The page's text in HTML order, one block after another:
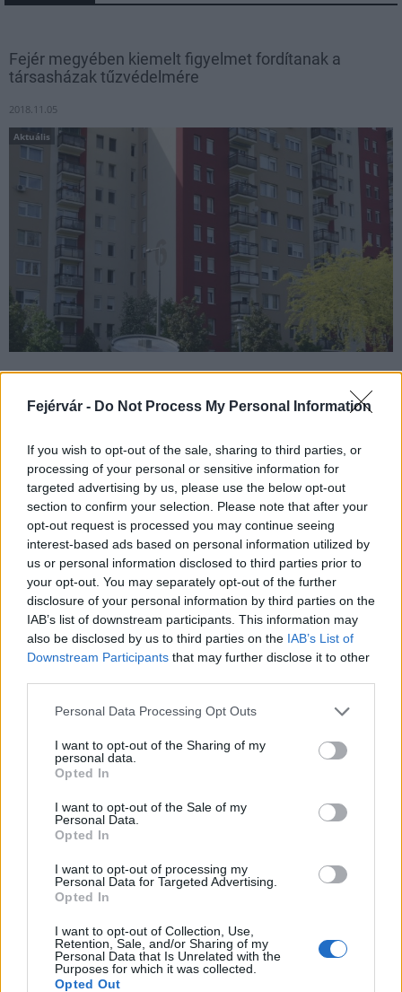
Fejérvár - Do Not Process My Personal Information
If you wish to opt-out of the sale, sharing to third parties, or
processing of your personal or sensitive information for
targeted advertising by us, please use the below opt-out
section to confirm your selection. Please note that after your
opt-out request is processed you may continue seeing
interest-based ads based on personal information utilized by
us or personal information disclosed to third parties prior to
your opt-out. You may separately opt-out of the further
disclosure of your personal information by third parties on the
IAB’s list of downstream participants. This information may
also be disclosed by us to third parties on the IAB’s List of
Downstream Participants that may further disclose it to other
Please note that this website/app uses one or more Google
not limited to your visit or usage behaviour. You may click to
grant or deny consent to Google and its third-party tags to
use your data for below specified purposes in below Google
consent section.
Personal Data Processing Opt Outs
I want to opt-out of the Sharing of my
personal data.
Opted In
I want to opt-out of the Sale of my
Personal Data.
Opted In
I want to opt-out of processing my
Personal Data for Targeted Advertising.
Opted In
I want to opt-out of Collection, Use,
Retention, Sale, and/or Sharing of my
Personal Data that Is Unrelated with the
Purposes for which it was collected.
Opted Out
Fejér megyében kiemelt figyelmet fordítanak a
társasházak tűzvédelmére
2018.11.05
Aktuális
Idén is meghirdeti a katasztrófavédelem a Társasházak napja
elnevezésű konzultációsorozatot. A november 6-án kezdődő
háromnapos rendezvénysorozat célja, hogy a társasházak,
tűzmegelőzési szabályokról, ezzel is növelve a lakóépületek
biztonságát.
Hétfőtől háromnapos tűzvédelmi konzultációt tart a
katasztrófavédelem
2017.09.17
Tűzvédelmi nyílt napot tart hétfőn, kedden és szerdán az
Országos Katasztrófavédelmi Főigazgatóság. A konzultációk a
megyei kirendeltségeken lesznek elérhetőek.
HÍRLEVÉL
E-mail cím
Feliratkozom a hírlevélre és elfogadom az
adatvédelmi
szabályzatot!